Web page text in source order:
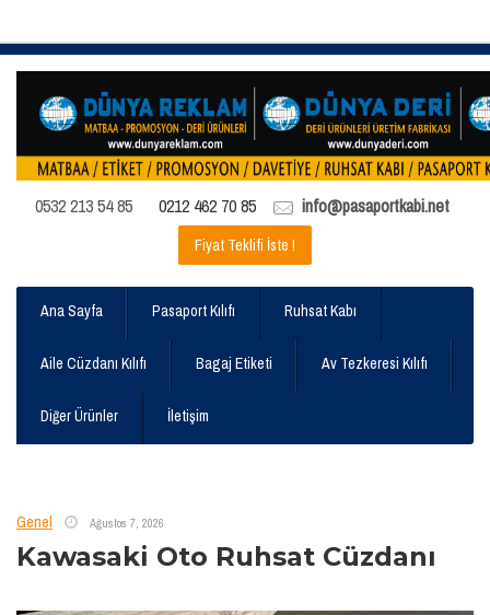
0532 213 54 85 0212 462 70 85 info@pasaportkabi.net
Fiyat Teklifi İste !
Ana Sayfa Pasaport Kılıfı Ruhsat Kabı
Aile Cüzdanı Kılıfı Bagaj Etiketi Av Tezkeresi Kılıfı
Diğer Ürünler İletişim
Genel Ağustos 7, 2026
Kawasaki Oto Ruhsat Cüzdanı